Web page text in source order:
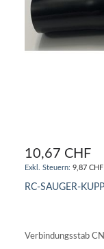
10,67 CHF
9,87 CHF
RC-SAUGER-
Verbindungsstab